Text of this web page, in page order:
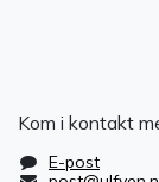
Kom i kontakt
E-post